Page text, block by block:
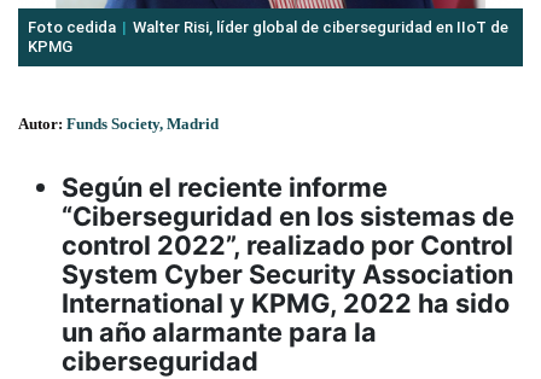
Foto cedida
Walter Risi, líder global de ciberseguridad en IIoT de
KPMG
Autor: Funds Society, Madrid
Según el reciente informe
“Ciberseguridad en los sistemas de
control 2022”, realizado por Control
System Cyber Security Association
International y KPMG, 2022 ha sido
un año alarmante para la
ciberseguridad